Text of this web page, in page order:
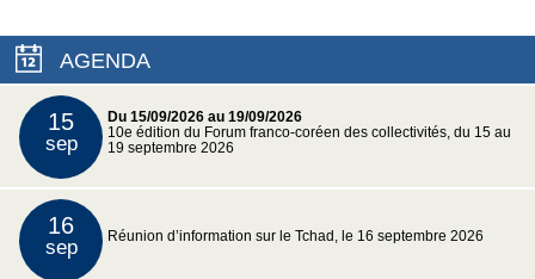
AGENDA
15
sep
Du 15/09/2026 au 19/09/2026
10e édition du Forum franco-coréen des collectivités, du 15 au
19 septembre 2026
16
sep Réunion d’information sur le Tchad, le 16 septembre 2026